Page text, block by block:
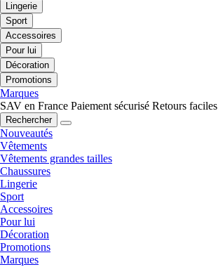
Lingerie
Sport
Accessoires
Pour lui
Décoration
Promotions
Marques
SAV en France Paiement sécurisé Retours faciles
Rechercher
Nouveautés
Vêtements
Vêtements grandes tailles
Chaussures
Lingerie
Sport
Accessoires
Pour lui
Décoration
Promotions
Marques